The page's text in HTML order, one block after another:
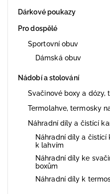
Dárkové poukazy
Pro dospělé
Sportovní obuv
Dámská obuv
Nádobí a stolování
Svačinové boxy a dózy,
Termolahve, termosky
Náhradní díly a čistící
Náhradní díly a čistící
k lahvím
Náhradní díly ke
boxům
Náhradní díly k